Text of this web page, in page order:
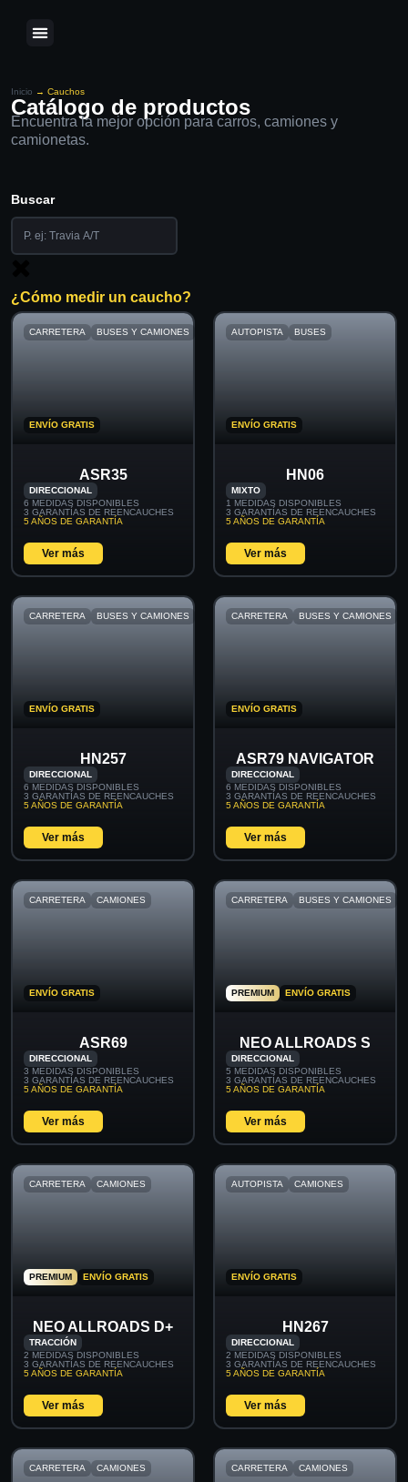
Inicio → Cauchos
Catálogo de productos
Encuentra la mejor opción para carros, camiones y
camionetas.
Buscar
¿Cómo medir un caucho?
CARRETERA BUSES Y CAMIONES
ENVÍO GRATIS
ASR35
DIRECCIONAL
6 MEDIDAS DISPONIBLES
3 GARANTÍAS DE REENCAUCHES
5 AÑOS DE GARANTÍA
Ver más
AUTOPISTA BUSES
ENVÍO GRATIS
HN06
MIXTO
1 MEDIDAS DISPONIBLES
3 GARANTÍAS DE REENCAUCHES
5 AÑOS DE GARANTÍA
Ver más
CARRETERA BUSES Y CAMIONES
ENVÍO GRATIS
HN257
DIRECCIONAL
6 MEDIDAS DISPONIBLES
3 GARANTÍAS DE REENCAUCHES
5 AÑOS DE GARANTÍA
Ver más
CARRETERA BUSES Y CAMIONES
ENVÍO GRATIS
ASR79 NAVIGATOR
DIRECCIONAL
6 MEDIDAS DISPONIBLES
3 GARANTÍAS DE REENCAUCHES
5 AÑOS DE GARANTÍA
Ver más
CARRETERA CAMIONES
ENVÍO GRATIS
ASR69
DIRECCIONAL
3 MEDIDAS DISPONIBLES
3 GARANTÍAS DE REENCAUCHES
5 AÑOS DE GARANTÍA
Ver más
CARRETERA BUSES Y CAMIONES
PREMIUM ENVÍO GRATIS
NEO ALLROADS S
DIRECCIONAL
5 MEDIDAS DISPONIBLES
3 GARANTÍAS DE REENCAUCHES
5 AÑOS DE GARANTÍA
Ver más
CARRETERA CAMIONES
PREMIUM ENVÍO GRATIS
NEO ALLROADS D+
TRACCIÓN
2 MEDIDAS DISPONIBLES
3 GARANTÍAS DE REENCAUCHES
5 AÑOS DE GARANTÍA
Ver más
AUTOPISTA CAMIONES
ENVÍO GRATIS
HN267
DIRECCIONAL
2 MEDIDAS DISPONIBLES
3 GARANTÍAS DE REENCAUCHES
5 AÑOS DE GARANTÍA
Ver más
CARRETERA CAMIONES CARRETERA CAMIONES